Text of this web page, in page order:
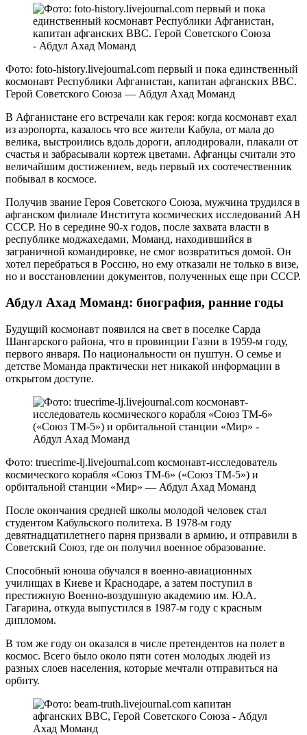
Фото: foto-history.livejournal.com первый и пока единственный
космонавт Республики Афганистан, капитан афганских ВВС.
Герой Советского Союза — Абдул Ахад Моманд
В Афганистане его встречали как героя: когда космонавт ехал
из аэропорта, казалось что все жители Кабула, от мала до
велика, выстроились вдоль дороги, аплодировали, плакали от
счастья и забрасывали кортеж цветами. Афганцы считали это
величайшим достижением, ведь первый их соотечественник
побывал в космосе.
Получив звание Героя Советского Союза, мужчина трудился в
афганском филиале Института космических исследований АН
СССР. Но в середине 90-х годов, после захвата власти в
республике моджахедами, Моманд, находившийся в
заграничной командировке, не смог возвратиться домой. Он
хотел перебраться в Россию, но ему отказали не только в визе,
но и восстановлении документов, полученных еще при СССР.
Абдул Ахад Моманд: биография, ранние годы
Будущий космонавт появился на свет в поселке Сарда
Шангарского района, что в провинции Газни в 1959-м году,
первого января. По национальности он пуштун. О семье и
детстве Моманда практически нет никакой информации в
открытом доступе.
Фото: truecrime-lj.livejournal.com космонавт-исследователь
космического корабля «Союз ТМ-6» («Союз ТМ-5») и
орбитальной станции «Мир» — Абдул Ахад Моманд
После окончания средней школы молодой человек стал
студентом Кабульского политеха. В 1978-м году
девятнадцатилетнего парня призвали в армию, и отправили в
Советский Союз, где он получил военное образование.
Способный юноша обучался в военно-авиационных
училищах в Киеве и Краснодаре, а затем поступил в
престижную Военно-воздушную академию им. Ю.А.
Гагарина, откуда выпустился в 1987-м году с красным
дипломом.
В том же году он оказался в числе претендентов на полет в
космос. Всего было около пяти сотен молодых людей из
разных слоев населения, которые мечтали отправиться на
орбиту.